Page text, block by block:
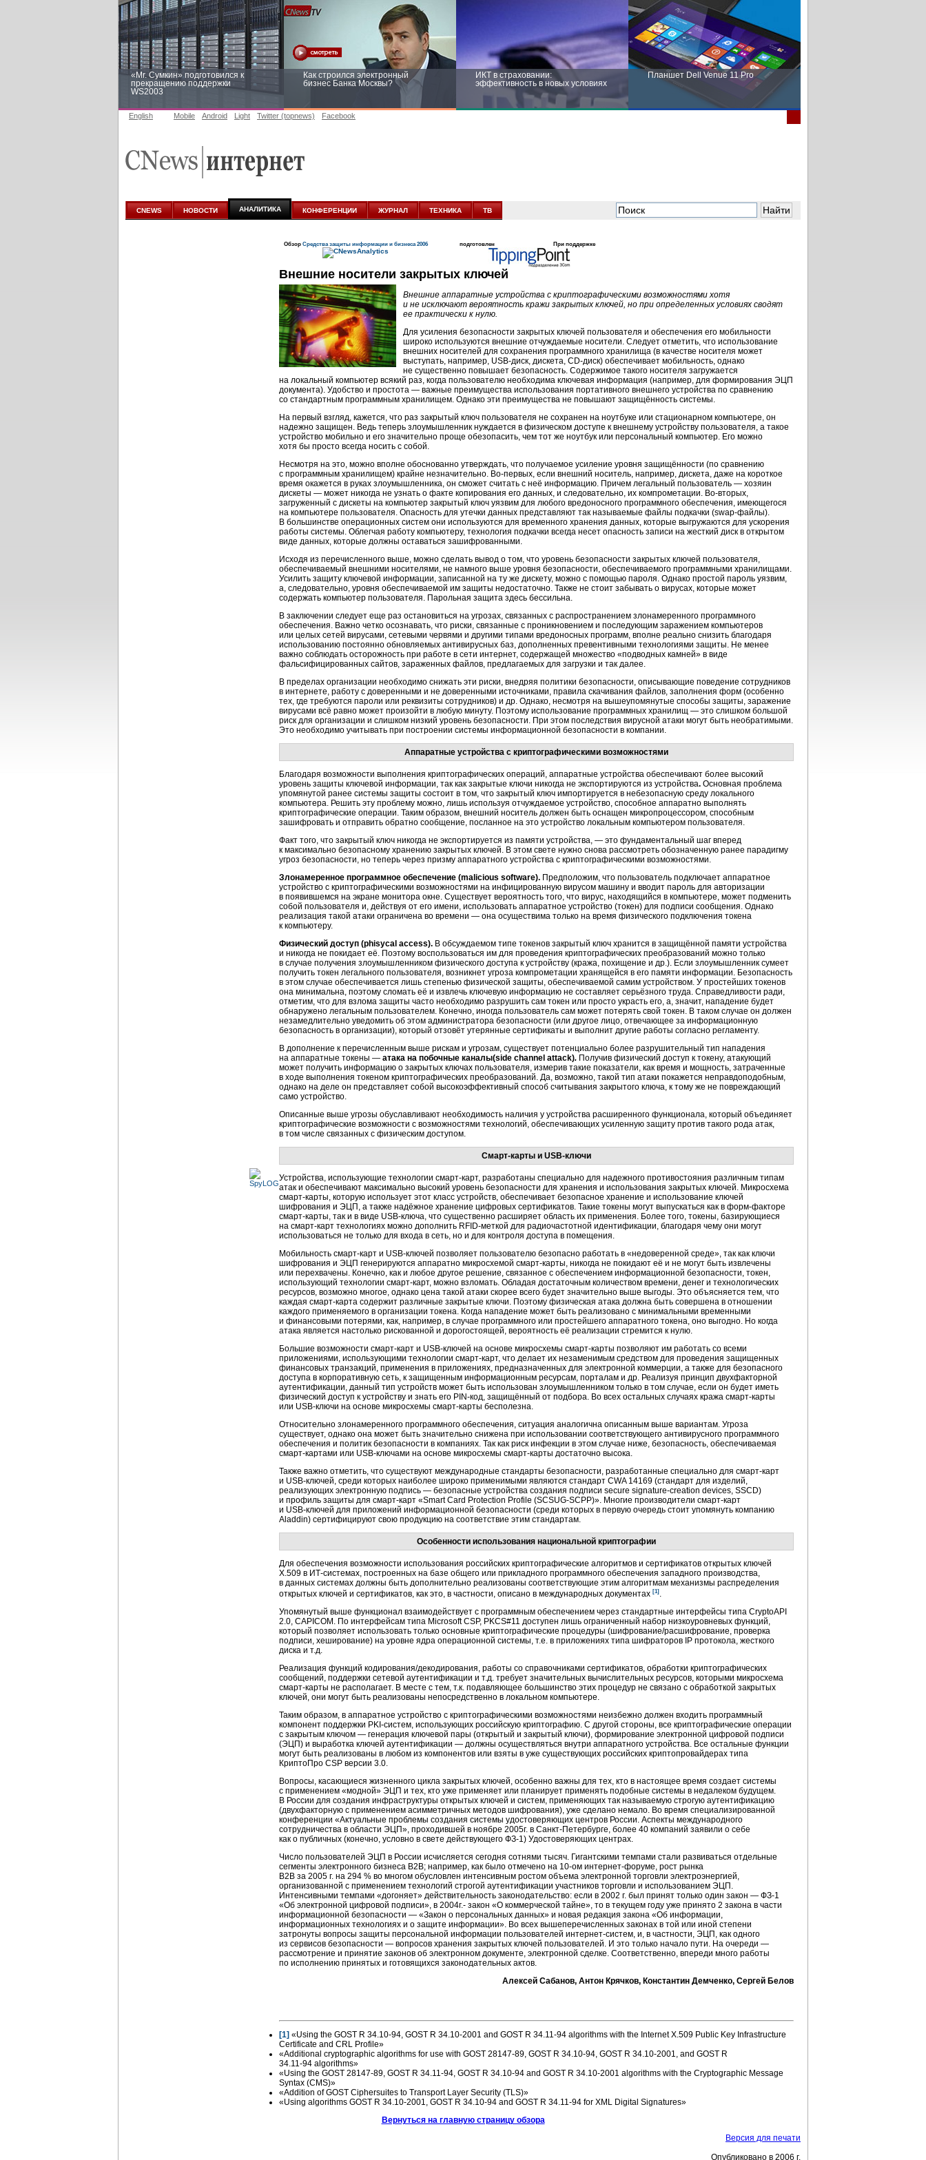
«Mr. Сумкин» подготовился к
прекращению поддержки
WS2003
Как строился электронный
бизнес Банка Москвы?
ИКТ в страховании:
эффективность в новых условиях
Планшет Dell Venue 11 Pro
аналитике
новых условиях
English Mobile Android Light Twitter (topnews) Facebook
CNEWS НОВОСТИ АНАЛИТИКА КОНФЕРЕНЦИИ ЖУРНАЛ ТЕХНИКА ТВ
Обзор Средства защиты информации и бизнеса 2006 подготовлен При поддержке
Внешние носители закрытых ключей
Внешние аппаратные устройства с криптографическими возможностями хотя
и не исключают вероятность кражи закрытых ключей, но при определенных условиях сводят
ее практически к нулю.
Для усиления безопасности закрытых ключей пользователя и обеспечения его мобильности
широко используются внешние отчуждаемые носители. Следует отметить, что использование
внешних носителей для сохранения программного хранилища (в качестве носителя может
выступать, например, USB-диск, дискета, CD-диск) обеспечивает мобильность, однако
не существенно повышает безопасность. Содержимое такого носителя загружается
на локальный компьютер всякий раз, когда пользователю необходима ключевая информация (например, для формирования ЭЦП
документа). Удобство и простота — важные преимущества использования портативного внешнего устройства по сравнению
со стандартным программным хранилищем. Однако эти преимущества не повышают защищённость системы.
На первый взгляд, кажется, что раз закрытый ключ пользователя не сохранен на ноутбуке или стационарном компьютере, он
надежно защищен. Ведь теперь злоумышленник нуждается в физическом доступе к внешнему устройству пользователя, а такое
устройство мобильно и его значительно проще обезопасить, чем тот же ноутбук или персональный компьютер. Его можно
хотя бы просто всегда носить с собой.
Несмотря на это, можно вполне обоснованно утверждать, что получаемое усиление уровня защищённости (по сравнению
с программным хранилищем) крайне незначительно. Во-первых, если внешний носитель, например, дискета, даже на короткое
время окажется в руках злоумышленника, он сможет считать с неё информацию. Причем легальный пользователь — хозяин
дискеты — может никогда не узнать о факте копирования его данных, и следовательно, их компрометации. Во-вторых,
загруженный с дискеты на компьютер закрытый ключ уязвим для любого вредоносного программного обеспечения, имеющегося
на компьютере пользователя. Опасность для утечки данных представляют так называемые файлы подкачки (swap-файлы).
В большинстве операционных систем они используются для временного хранения данных, которые выгружаются для ускорения
работы системы. Облегчая работу компьютеру, технология подкачки всегда несет опасность записи на жесткий диск в открытом
виде данных, которые должны оставаться зашифрованными.
Исходя из перечисленного выше, можно сделать вывод о том, что уровень безопасности закрытых ключей пользователя,
обеспечиваемый внешними носителями, не намного выше уровня безопасности, обеспечиваемого программными хранилищами.
Усилить защиту ключевой информации, записанной на ту же дискету, можно с помощью пароля. Однако простой пароль уязвим,
а, следовательно, уровня обеспечиваемой им защиты недостаточно. Также не стоит забывать о вирусах, которые может
содержать компьютер пользователя. Парольная защита здесь бессильна.
В заключении следует еще раз остановиться на угрозах, связанных с распространением злонамеренного программного
обеспечения. Важно четко осознавать, что риски, связанные с проникновением и последующим заражением компьютеров
или целых сетей вирусами, сетевыми червями и другими типами вредоносных программ, вполне реально снизить благодаря
использованию постоянно обновляемых антивирусных баз, дополненных превентивными технологиями защиты. Не менее
важно соблюдать осторожность при работе в сети интернет, содержащей множество «подводных камней» в виде
фальсифицированных сайтов, зараженных файлов, предлагаемых для загрузки и так далее.
В пределах организации необходимо снижать эти риски, внедряя политики безопасности, описывающие поведение сотрудников
в интернете, работу с доверенными и не доверенными источниками, правила скачивания файлов, заполнения форм (особенно
тех, где требуются пароли или реквизиты сотрудников) и др. Однако, несмотря на вышеупомянутые способы защиты, заражение
вирусами всё равно может произойти в любую минуту. Поэтому использование программных хранилищ — это слишком большой
риск для организации и слишком низкий уровень безопасности. При этом последствия вирусной атаки могут быть необратимыми.
Это необходимо учитывать при построении системы информационной безопасности в компании.
Аппаратные устройства с криптографическими возможностями
Благодаря возможности выполнения криптографических операций, аппаратные устройства обеспечивают более высокий
уровень защиты ключевой информации, так как закрытые ключи никогда не экспортируются из устройства. Основная проблема
упомянутой ранее системы защиты состоит в том, что закрытый ключ импортируется в небезопасную среду локального
компьютера. Решить эту проблему можно, лишь используя отчуждаемое устройство, способное аппаратно выполнять
криптографические операции. Таким образом, внешний носитель должен быть оснащен микропроцессором, способным
зашифровать и отправить обратно сообщение, посланное на это устройство локальным компьютером пользователя.
Факт того, что закрытый ключ никогда не экспортируется из памяти устройства, — это фундаментальный шаг вперед
к максимально безопасному хранению закрытых ключей. В этом свете нужно снова рассмотреть обозначенную ранее парадигму
угроз безопасности, но теперь через призму аппаратного устройства с криптографическими возможностями.
Злонамеренное программное обеспечение (malicious software). Предположим, что пользователь подключает аппаратное
устройство с криптографическими возможностями на инфицированную вирусом машину и вводит пароль для авторизации
в появившемся на экране монитора окне. Существует вероятность того, что вирус, находящийся в компьютере, может подменить
собой пользователя и, действуя от его имени, использовать аппаратное устройство (токен) для подписи сообщения. Однако
реализация такой атаки ограничена во времени — она осуществима только на время физического подключения токена
к компьютеру.
Физический доступ (phisycal access). В обсуждаемом типе токенов закрытый ключ хранится в защищённой памяти устройства
и никогда не покидает её. Поэтому воспользоваться им для проведения криптографических преобразований можно только
в случае получения злоумышленником физического доступа к устройству (кража, похищение и др.). Если злоумышленник сумеет
получить токен легального пользователя, возникнет угроза компрометации хранящейся в его памяти информации. Безопасность
в этом случае обеспечивается лишь степенью физической защиты, обеспечиваемой самим устройством. У простейших токенов
она минимальна, поэтому сломать её и извлечь ключевую информацию не составляет серьёзного труда. Справедливости ради,
отметим, что для взлома защиты часто необходимо разрушить сам токен или просто украсть его, а, значит, нападение будет
обнаружено легальным пользователем. Конечно, иногда пользователь сам может потерять свой токен. В таком случае он должен
незамедлительно уведомить об этом администратора безопасности (или другое лицо, отвечающее за информационную
безопасность в организации), который отзовёт утерянные сертификаты и выполнит другие работы согласно регламенту.
В дополнение к перечисленным выше рискам и угрозам, существует потенциально более разрушительный тип нападения
на аппаратные токены — атака на побочные каналы(side channel attack). Получив физический доступ к токену, атакующий
может получить информацию о закрытых ключах пользователя, измерив такие показатели, как время и мощность, затраченные
в ходе выполнения токеном криптографических преобразований. Да, возможно, такой тип атаки покажется неправдоподобным,
однако на деле он представляет собой высокоэффективный способ считывания закрытого ключа, к тому же не повреждающий
само устройство.
Описанные выше угрозы обуславливают необходимость наличия у устройства расширенного функционала, который объединяет
криптографические возможности с возможностями технологий, обеспечивающих усиленную защиту против такого рода атак,
в том числе связанных с физическим доступом.
Смарт-карты и USB-ключи
Устройства, использующие технологии смарт-карт, разработаны специально для надежного противостояния различным типам
атак и обеспечивают максимально высокий уровень безопасности для хранения и использования закрытых ключей. Микросхема
смарт-карты, которую использует этот класс устройств, обеспечивает безопасное хранение и использование ключей
шифрования и ЭЦП, а также надёжное хранение цифровых сертификатов. Такие токены могут выпускаться как в форм-факторе
смарт-карты, так и в виде USB-ключа, что существенно расширяет область их применения. Более того, токены, базирующиеся
на смарт-карт технологиях можно дополнить RFID-меткой для радиочастотной идентификации, благодаря чему они могут
использоваться не только для входа в сеть, но и для контроля доступа в помещения.
Мобильность смарт-карт и USB-ключей позволяет пользователю безопасно работать в «недоверенной среде», так как ключи
шифрования и ЭЦП генерируются аппаратно микросхемой смарт-карты, никогда не покидают её и не могут быть извлечены
или перехвачены. Конечно, как и любое другое решение, связанное с обеспечением информационной безопасности, токен,
использующий технологии смарт-карт, можно взломать. Обладая достаточным количеством времени, денег и технологических
ресурсов, возможно многое, однако цена такой атаки скорее всего будет значительно выше выгоды. Это объясняется тем, что
каждая смарт-карта содержит различные закрытые ключи. Поэтому физическая атака должна быть совершена в отношении
каждого применяемого в организации токена. Когда нападение может быть реализовано с минимальными временными
и финансовыми потерями, как, например, в случае программного или простейшего аппаратного токена, оно выгодно. Но когда
атака является настолько рискованной и дорогостоящей, вероятность её реализации стремится к нулю.
Большие возможности смарт-карт и USB-ключей на основе микросхемы смарт-карты позволяют им работать со всеми
приложениями, использующими технологии смарт-карт, что делает их незаменимым средством для проведения защищенных
финансовых транзакций, применения в приложениях, предназначенных для электронной коммерции, а также для безопасного
доступа в корпоративную сеть, к защищенным информационным ресурсам, порталам и др. Реализуя принцип двухфакторной
аутентификации, данный тип устройств может быть использован злоумышленником только в том случае, если он будет иметь
физический доступ к устройству и знать его PIN-код, защищённый от подбора. Во всех остальных случаях кража смарт-карты
или USB-ключи на основе микросхемы смарт-карты бесполезна.
Относительно злонамеренного программного обеспечения, ситуация аналогична описанным выше вариантам. Угроза
существует, однако она может быть значительно снижена при использовании соответствующего антивирусного программного
обеспечения и политик безопасности в компаниях. Так как риск инфекции в этом случае ниже, безопасность, обеспечиваемая
смарт-картами или USB-ключами на основе микросхемы смарт-карты достаточно высока.
Также важно отметить, что существуют международные стандарты безопасности, разработанные специально для смарт-карт
и USB-ключей, среди которых наиболее широко применимыми являются стандарт CWA 14169 (стандарт для изделий,
реализующих электронную подпись — безопасные устройства создания подписи secure signature-creation devices, SSCD)
и профиль защиты для смарт-карт «Smart Card Protection Profile (SCSUG-SCPP)». Многие производители смарт-карт
и USB-ключей для приложений информационной безопасности (среди которых в первую очередь стоит упомянуть компанию
Aladdin) сертифицируют свою продукцию на соответствие этим стандартам.
Особенности использования национальной криптографии
Для обеспечения возможности использования российских криптографические алгоритмов и сертификатов открытых ключей
X.509 в ИТ-системах, построенных на базе общего или прикладного программного обеспечения западного производства,
в данных системах должны быть дополнительно реализованы соответствующие этим алгоритмам механизмы распределения
открытых ключей и сертификатов, как это, в частности, описано в международных документах [1].
Упомянутый выше функционал взаимодействует с программным обеспечением через стандартные интерфейсы типа CryptoAPI
2.0, CAPICOM. По интерфейсам типа Microsoft CSP, PKCS#11 доступен лишь ограниченный набор низкоуровневых функций,
который позволяет использовать только основные криптографические процедуры (шифрование/расшифрование, проверка
подписи, хеширование) на уровне ядра операционной системы, т.е. в приложениях типа шифраторов IP протокола, жесткого
диска и т.д.
Реализация функций кодирования/декодирования, работы со справочниками сертификатов, обработки криптографических
сообщений, поддержки сетевой аутентификации и т.д. требует значительных вычислительных ресурсов, которыми микросхема
смарт-карты не располагает. В месте с тем, т.к. подавляющее большинство этих процедур не связано с обработкой закрытых
ключей, они могут быть реализованы непосредственно в локальном компьютере.
Таким образом, в аппаратное устройство с криптографическими возможностями неизбежно должен входить программный
компонент поддержки PKI-систем, использующих российскую криптографию. С другой стороны, все криптографические операции
с закрытым ключом — генерация ключевой пары (открытый и закрытый ключи), формирование электронной цифровой подписи
(ЭЦП) и выработка ключей аутентификации — должны осуществляться внутри аппаратного устройства. Все остальные функции
могут быть реализованы в любом из компонентов или взяты в уже существующих российских криптопровайдерах типа
КриптоПро CSP версии 3.0.
Вопросы, касающиеся жизненного цикла закрытых ключей, особенно важны для тех, кто в настоящее время создает системы
с применением «модной» ЭЦП и тех, кто уже применяет или планирует применять подобные системы в недалеком будущем.
В России для создания инфраструктуры открытых ключей и систем, применяющих так называемую строгую аутентификацию
(двухфакторную с применением асимметричных методов шифрования), уже сделано немало. Во время специализированной
конференции «Актуальные проблемы создания системы удостоверяющих центров России. Аспекты международного
сотрудничества в области ЭЦП», проходившей в ноябре 2005г. в Санкт-Петербурге, более 40 компаний заявили о себе
как о публичных (конечно, условно в свете действующего ФЗ-1) Удостоверяющих центрах.
Число пользователей ЭЦП в России исчисляется сегодня сотнями тысяч. Гигантскими темпами стали развиваться отдельные
сегменты электронного бизнеса В2В; например, как было отмечено на 10-ом интернет-форуме, рост рынка
В2В за 2005 г. на 294 % во многом обусловлен интенсивным ростом объема электронной торговли электроэнергией,
организованной с применением технологий строгой аутентификации участников торговли и использованием ЭЦП.
Интенсивными темпами «догоняет» действительность законодательство: если в 2002 г. был принят только один закон — ФЗ-1
«Об электронной цифровой подписи», в 2004г.- закон «О коммерческой тайне», то в текущем году уже принято 2 закона в части
информационной безопасности — «Закон о персональных данных» и новая редакция закона «Об информации,
информационных технологиях и о защите информации». Во всех вышеперечисленных законах в той или иной степени
затронуты вопросы защиты персональной информации пользователей интернет-систем, и, в частности, ЭЦП, как одного
из сервисов безопасности — вопросов хранения закрытых ключей пользователей. И это только начало пути. На очереди —
рассмотрение и принятие законов об электронном документе, электронной сделке. Соответственно, впереди много работы
по исполнению принятых и готовящихся законодательных актов.
Алексей Сабанов, Антон Крячков, Константин Демченко, Сергей Белов
[1] «Using the GOST R 34.10-94, GOST R 34.10-2001 and GOST R 34.11-94 algorithms with the Internet X.509 Public Key Infrastructure
Certificate and CRL Profile»
«Additional cryptographic algorithms for use with GOST 28147-89, GOST R 34.10-94, GOST R 34.10-2001, and GOST R
34.11-94 algorithms»
«Using the GOST 28147-89, GOST R 34.11-94, GOST R 34.10-94 and GOST R 34.10-2001 algorithms with the Cryptographic Message
Syntax (CMS)»
«Addition of GOST Ciphersuites to Transport Layer Security (TLS)»
«Using algorithms GOST R 34.10-2001, GOST R 34.10-94 and GOST R 34.11-94 for XML Digital Signatures»
Вернуться на главную страницу обзора
Версия для печати
Опубликовано в 2006 г.